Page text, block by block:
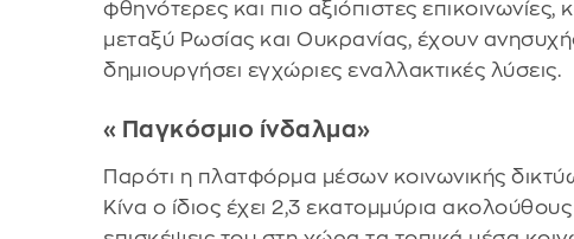
φθηνότερες και πιο αξιόπιστες
μεταξύ Ρωσίας και Ουκρανίας, έχουν
δημιουργήσει εγχώριες εναλλακτικές λύσεις.
«Παγκόσμιο ίνδαλμα»
Παρότι η πλατφόρμα μέσων κοινωνικής
Κίνα ο ίδιος έχει 2,3 εκατομμύρια